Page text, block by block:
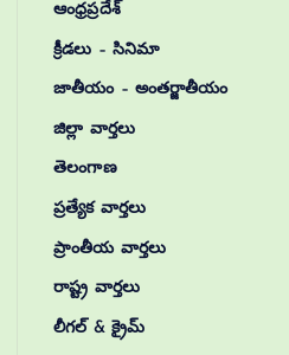
ఆంధ్రప్రదేశ్
క్రీడలు – సినిమా
జాతీయం – అంతర్జాతీయం
జిల్లా వార్తలు
తెలంగాణ
ప్రత్యేక వార్తలు
ప్రాంతీయ వార్తలు
రాష్ట్ర వార్తలు
లీగల్ & క్రైమ్